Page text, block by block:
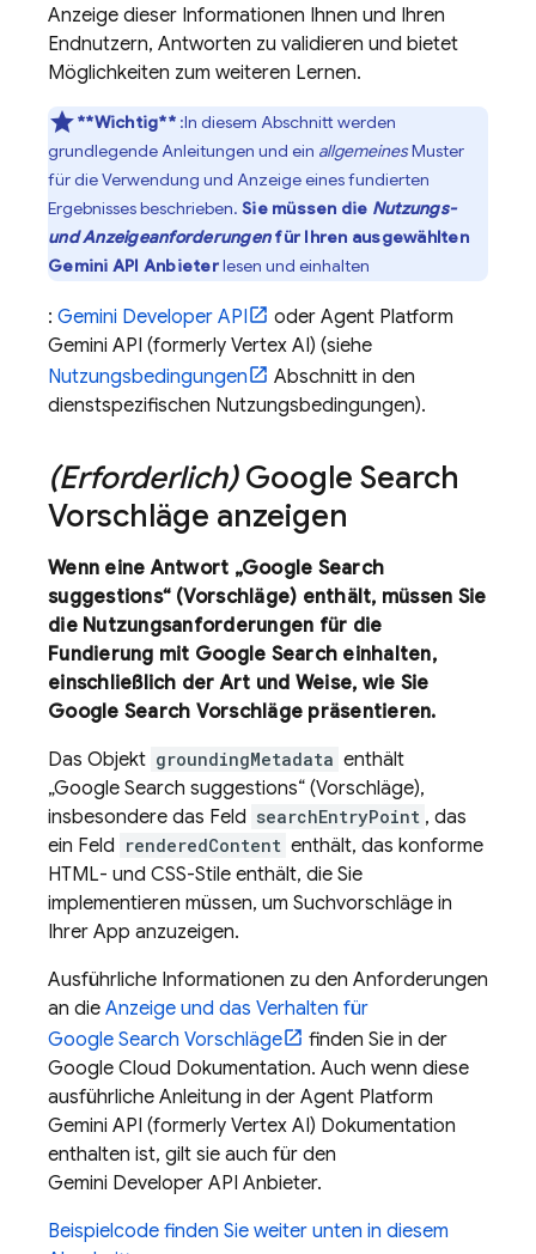
Anzeige dieser Informationen Ihnen und Ihren
Endnutzern, Antworten zu validieren und bietet
Möglichkeiten zum weiteren Lernen.
**Wichtig**:In diesem Abschnitt werden
grundlegende Anleitungen und ein allgemeinesMuster
für die Verwendung und Anzeige eines fundierten
Ergebnisses beschrieben. Sie müssen die Nutzungs-
und Anzeigeanforderungenfür Ihren ausgewählten
Gemini API Anbieterlesen und einhalten
: Gemini Developer API oder Agent Platform
Gemini API (formerly Vertex AI) (siehe
Nutzungsbedingungen
Abschnitt in den
dienstspezifischen Nutzungsbedingungen).
(Erforderlich) Google Search
Vorschläge anzeigen
Wenn eine Antwort „Google Search
suggestions“ (Vorschläge) enthält, müssen Sie
die Nutzungsanforderungen für die
Fundierung mit Google Search einhalten,
einschließlich der Art und Weise, wie Sie
Google Search Vorschläge präsentieren.
Das Objekt groundingMetadata enthält
„Google Search suggestions“ (Vorschläge),
insbesondere das Feld searchEntryPoint , das
ein Feld renderedContent enthält, das konforme
HTML- und CSS-Stile enthält, die Sie
implementieren müssen, um Suchvorschläge in
Ihrer App anzuzeigen.
Ausführliche Informationen zu den Anforderungen
an die Anzeige und das Verhalten für
Google Search Vorschläge
finden Sie in der
Google Cloud Dokumentation. Auch wenn diese
ausführliche Anleitung in der Agent Platform
Gemini API (formerly Vertex AI) Dokumentation
enthalten ist, gilt sie auch für den
Gemini Developer API Anbieter.
Beispielcode finden Sie weiter unten in diesem